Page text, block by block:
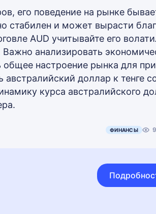
его поведение на рынке
стабилен и может вырасти
AUD учитывайте его
анализировать
настроение рынка для
доллар к тенге
курса австралийского
ФИНАНСЫ